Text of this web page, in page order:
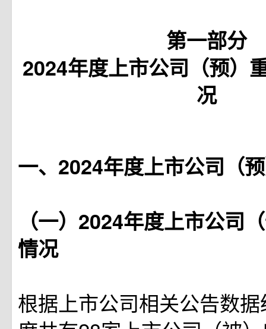
第一部分
2024年度上市公司（预）
况
一、2024年度上市公司（
（一）2024年度上市公司
情况
根据上市公司相关公告数